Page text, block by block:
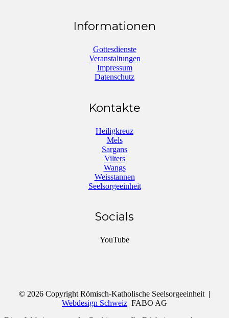
Informationen
Gottesdienste
Veranstaltungen
Impressum
Datenschutz
Kontakte
Heiligkreuz
Mels
Sargans
Vilters
Wangs
Weisstannen
Seelsorgeeinheit
Socials
YouTube
© 2026 Copyright Römisch-Katholische Seelsorgeeinheit |
Webdesign Schweiz FABO AG